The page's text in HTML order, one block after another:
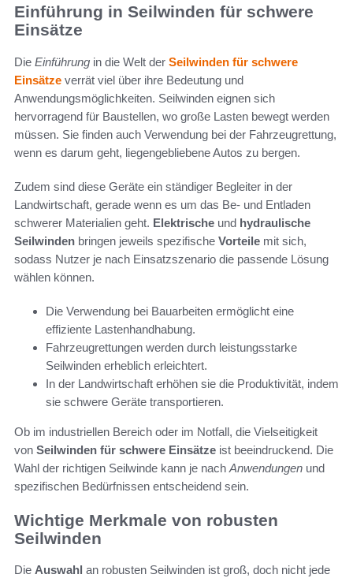
Einführung in Seilwinden für schwere
Einsätze
Die Einführung in die Welt der Seilwinden für schwere
Einsätze verrät viel über ihre Bedeutung und
Anwendungsmöglichkeiten. Seilwinden eignen sich
hervorragend für Baustellen, wo große Lasten bewegt werden
müssen. Sie finden auch Verwendung bei der Fahrzeugrettung,
wenn es darum geht, liegengebliebene Autos zu bergen.
Zudem sind diese Geräte ein ständiger Begleiter in der
Landwirtschaft, gerade wenn es um das Be- und Entladen
schwerer Materialien geht. Elektrische und hydraulische
Seilwinden bringen jeweils spezifische Vorteile mit sich,
sodass Nutzer je nach Einsatzszenario die passende Lösung
wählen können.
Die Verwendung bei Bauarbeiten ermöglicht eine
effiziente Lastenhandhabung.
Fahrzeugrettungen werden durch leistungsstarke
Seilwinden erheblich erleichtert.
In der Landwirtschaft erhöhen sie die Produktivität, indem
sie schwere Geräte transportieren.
Ob im industriellen Bereich oder im Notfall, die Vielseitigkeit
von Seilwinden für schwere Einsätze ist beeindruckend. Die
Wahl der richtigen Seilwinde kann je nach Anwendungen und
spezifischen Bedürfnissen entscheidend sein.
Wichtige Merkmale von robusten
Seilwinden
Die Auswahl an robusten Seilwinden ist groß, doch nicht jede